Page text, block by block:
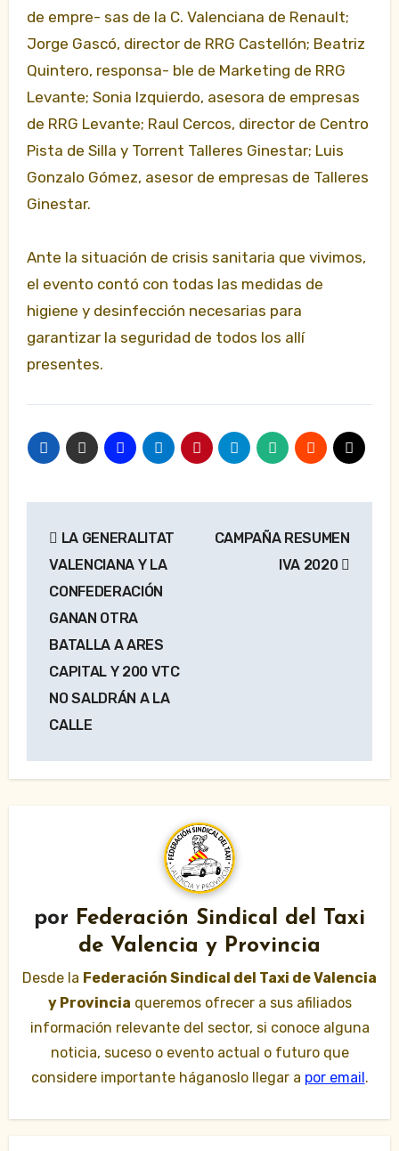
de empre- sas de la C. Valenciana de Renault;
Jorge Gascó, director de RRG Castellón; Beatriz
Quintero, responsa- ble de Marketing de RRG
Levante; Sonia Izquierdo, asesora de empresas
de RRG Levante; Raul Cercos, director de Centro
Pista de Silla y Torrent Talleres Ginestar; Luis
Gonzalo Gómez, asesor de empresas de Talleres
Ginestar.
Ante la situación de crisis sanitaria que vivimos,
el evento contó con todas las medidas de
higiene y desinfección necesarias para
garantizar la seguridad de todos los allí
presentes.
de
entradas
LA GENERALITAT
VALENCIANA Y LA
CONFEDERACIÓN
GANAN OTRA
BATALLA A ARES
CAPITAL Y 200 VTC
NO SALDRÁN A LA
CALLE
CAMPAÑA RESUMEN
IVA 2020
por Federación Sindical del Taxi
de Valencia y Provincia
Desde la Federación Sindical del Taxi de Valencia
y Provincia queremos ofrecer a sus afiliados
información relevante del sector, si conoce alguna
noticia, suceso o evento actual o futuro que
considere importante háganoslo llegar a por email .